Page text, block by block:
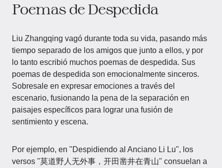
Poemas de Despedida
Liu Zhangqing vagó durante toda su vida, pasando más
tiempo separado de los amigos que junto a ellos, y por
lo tanto escribió muchos poemas de despedida. Sus
poemas de despedida son emocionalmente sinceros.
Sobresale en expresar emociones a través del
escenario, fusionando la pena de la separación en
paisajes específicos para lograr una fusión de
sentimiento y escena.
Por ejemplo, en "Despidiendo al Anciano Li Lu", los
versos "莫道野人无外事，开田凿井在青山" consuelan a